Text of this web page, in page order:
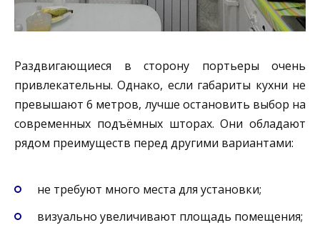
Раздвигающиеся в сторону портьеры очень
привлекательны. Однако, если габариты кухни не
превышают 6 метров, лучше остановить выбор на
современных подъёмных шторах. Они обладают
рядом преимуществ перед другими вариантами:
не требуют много места для установки;
визуально увеличивают площадь помещения;